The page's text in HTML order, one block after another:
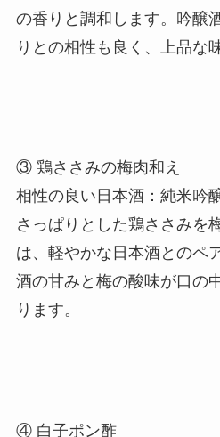
の香りと調和します。吟醸
りとの相性も良く、上品な
③ 鶏ささみの梅肉和え
相性の良い日本酒：純米吟
さっぱりとした鶏ささみを
は、軽やかな日本酒とのペ
酒の甘みと梅の酸味が口の
ります。
④ 白子ポン酢